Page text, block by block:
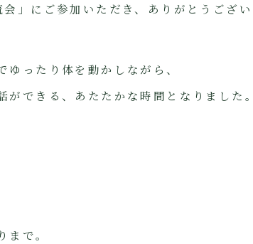
」にご参加いただき、ありがとうござい
ゆったり体を動かしながら、
ができる、あたたかな時間となりました。
まで。